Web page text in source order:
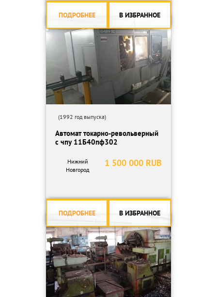
ПОДРОБНЕЕ В ИЗБРАННОЕ
(1992 год выпуска)
Автомат токарно-револьверный
с чпу 11Б40пф302
1 500 000 RUB
Нижний
Новгород
ПОДРОБНЕЕ В ИЗБРАННОЕ